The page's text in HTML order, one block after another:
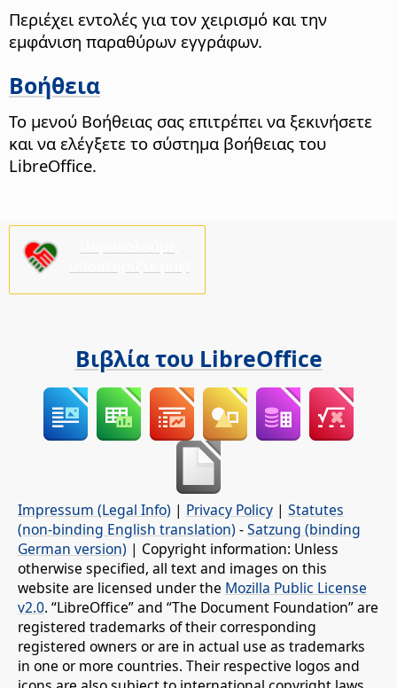
Περιέχει εντολές για τον χειρισμό και την
εμφάνιση παραθύρων εγγράφων.
Βοήθεια
Το μενού Βοήθειας σας επιτρέπει να ξεκινήσετε
και να ελέγξετε το σύστημα βοήθειας του
LibreOffice.
Βιβλία του LibreOffice
Impressum (Legal Info) | Privacy Policy | Statutes
(non-binding English translation) -Satzung (binding
German version) | Copyright information: Unless
otherwise specified, all text and images on this
website are licensed under the Mozilla Public License
v2.0. “LibreOffice” and “The Document Foundation” are
registered trademarks of their corresponding
registered owners or are in actual use as trademarks
in one or more countries. Their respective logos and